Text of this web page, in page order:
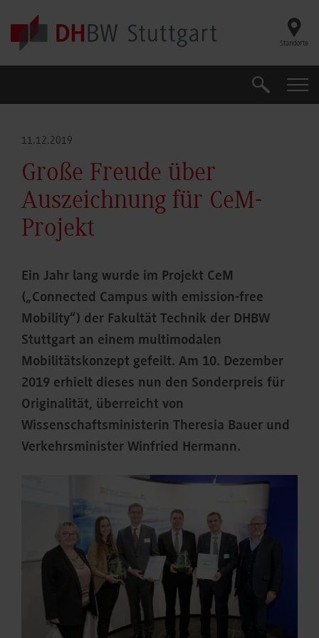
Skip to main content
Standorte
Suche
11.12.2019
Große Freude über
Auszeichnung für CeM-
Projekt
Ein Jahr lang wurde im Projekt CeM
(„Connected Campus with emission-free
Mobility“) der Fakultät Technik der DHBW
Stuttgart an einem multimodalen
Mobilitätskonzept gefeilt. Am 10. Dezember
2019 erhielt dieses nun den Sonderpreis für
Originalität, überreicht von
Wissenschaftsministerin Theresia Bauer und
Verkehrsminister Winfried Hermann.